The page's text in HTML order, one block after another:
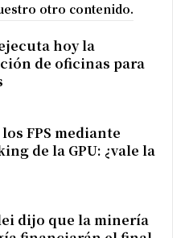
otro contenido.
hoy la
de oficinas para
FPS mediante
de la GPU: ¿vale la
dijo que la minería